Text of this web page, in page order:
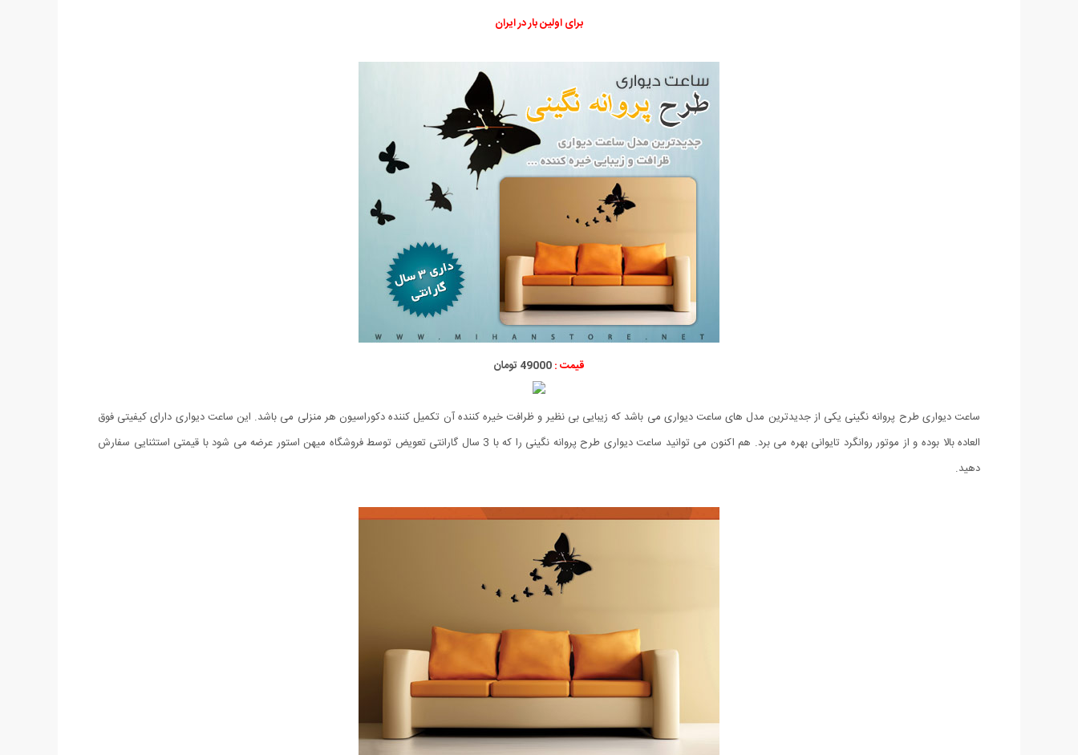
برای اولین بار در ایران
قیمت :49000 تومان
ساعت دیواری طرح پروانه نگینی یکی از جدیدترین مدل های ساعت دیواری می باشد که زیبایی بی نظیر و ظرافت خیره کننده آن تکمیل کننده دکوراسیون هر منزلی می باشد. این ساعت دیواری دارای کیفیتی فوق
العاده بالا بوده و از موتور روانگرد تایوانی بهره می برد. هم اکنون می توانید ساعت دیواری طرح پروانه نگینی را که با 3 سال گارانتی تعویض توسط فروشگاه میهن استور عرضه می شود با قیمتی استثنایی سفارش
دهید.